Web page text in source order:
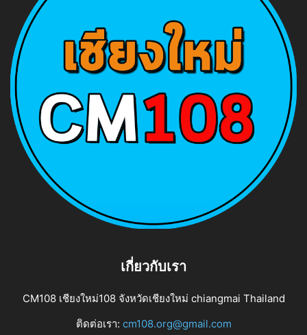
เกี่ยวกับเรา
CM108 เชียงใหม่108 จังหวัดเชียงใหม่ chiangmai Thailand
ติดต่อเรา: cm108.org@gmail.com